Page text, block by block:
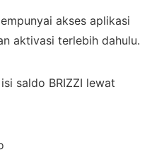
akses aplikasi
aktivasi terlebih dahulu.
saldo BRIZZI lewat